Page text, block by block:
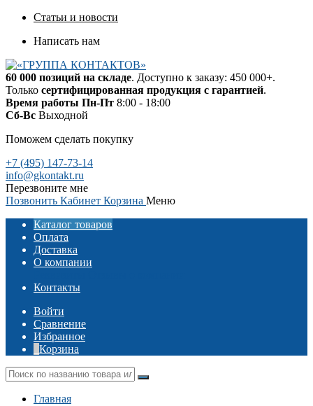
Статьи и новости
Написать нам
60 000 позиций на складе. Доступно к заказу: 450 000+.
Только сертифицированная продукция с гарантией.
Время работы Пн-Пт 8:00 - 18:00
Сб-Вс Выходной
Поможем сделать покупку
+7 (495) 147-73-14
info@gkontakt.ru
Перезвоните мне
Позвонить Кабинет Корзина Меню
Каталог товаров
Оплата
Доставка
О компании
Контакты
Войти
Сравнение
Избранное
Корзина
Главная